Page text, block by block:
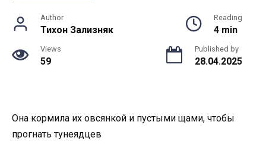
Author
Тихон Зализняк
Reading
4 min
Views
59
Published by
28.04.2025
Она кормила их овсянкой и пустыми щами, чтобы
прогнать тунеядцев